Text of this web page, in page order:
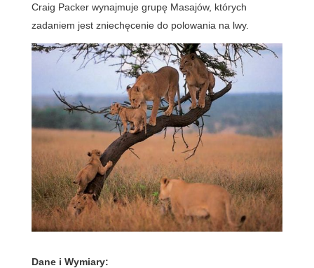
Craig Packer wynajmuje grupę Masajów, których
zadaniem jest zniechęcenie do polowania na lwy.
Dane i Wymiary: